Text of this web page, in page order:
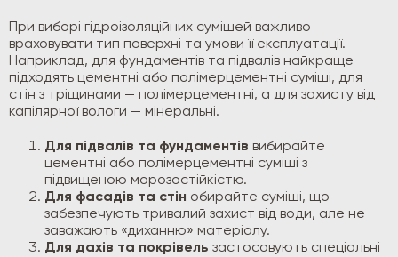
При виборі гідроізоляційних сумішей важливо
враховувати тип поверхні та умови її експлуатації.
Наприклад, для фундаментів та підвалів найкраще
підходять цементні або полімерцементні суміші, для
стін з тріщинами — полімерцементні, а для захисту від
капілярної вологи — мінеральні.
Для підвалів та фундаментів вибирайте
цементні або полімерцементні суміші з
підвищеною морозостійкістю.
Для фасадів та стін обирайте суміші, що
забезпечують тривалий захист від води, але не
заважають «диханню» матеріалу.
Для дахів та покрівель застосовують спеціальні